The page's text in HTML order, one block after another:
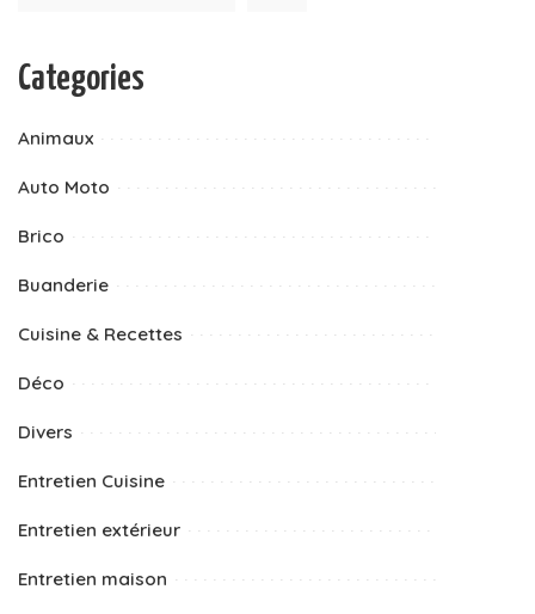
Categories
Animaux
Auto Moto
Brico
Buanderie
Cuisine & Recettes
Déco
Divers
Entretien Cuisine
Entretien extérieur
Entretien maison